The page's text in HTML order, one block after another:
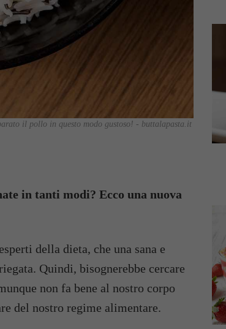
il pollo in questo modo gustoso! - buttalapasta.it
in tanti modi? Ecco una nuova
della dieta, che una sana e
Quindi, bisognerebbe cercare
non fa bene al nostro corpo
del nostro regime alimentare.